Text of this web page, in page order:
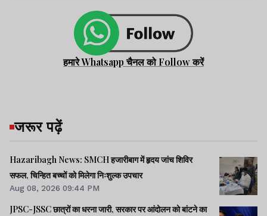
हमारे Whatsapp चैनल को Follow करें
जरूर पढ़ें
Hazaribagh News: SMCH हजारीबाग में हृदय जांच शिविर
सफल, चिन्हित बच्चों को मिलेगा निःशुल्क उपचार
Aug 08, 2026 09:44 PM
JPSC-JSSC छात्रों का धरना जारी, सरकार पर आंदोलन को बांटने का